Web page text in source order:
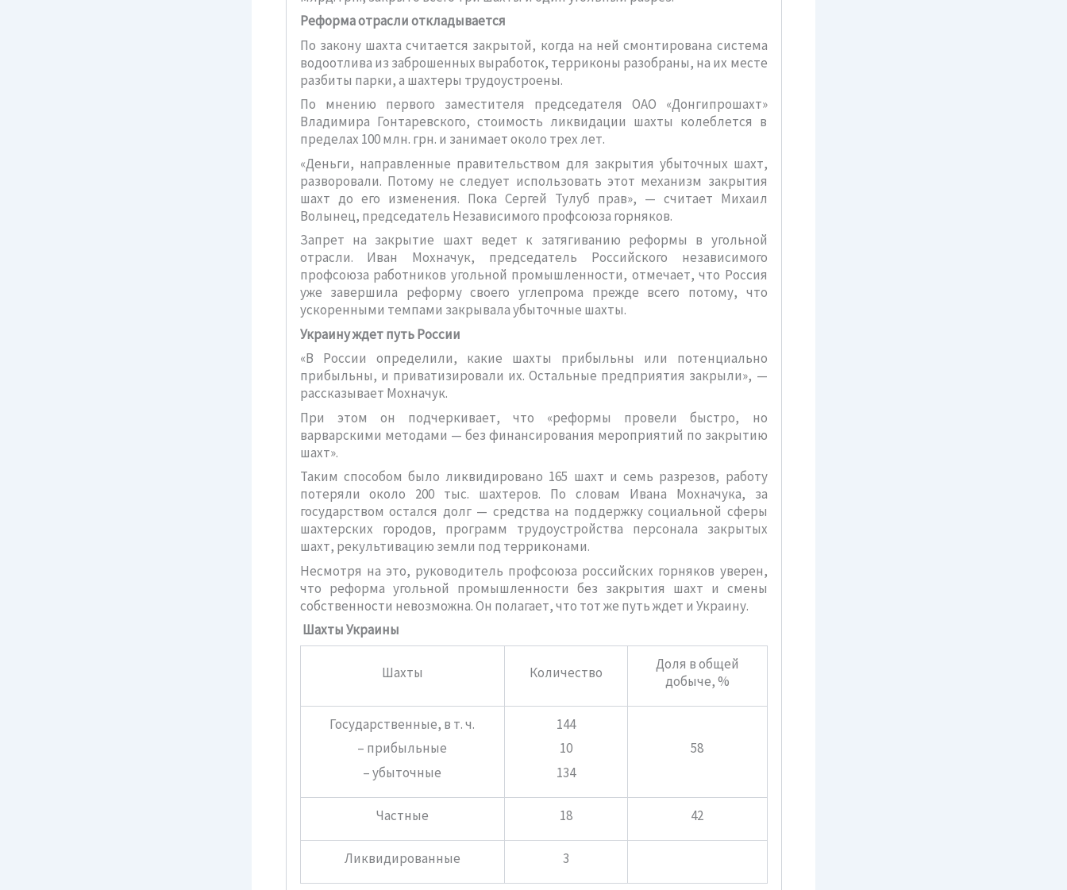
Реформа отрасли откладывается
По закону шахта считается закрытой, когда на ней смонтирована система
водоотлива из заброшенных выработок, терриконы разобраны, на их месте
разбиты парки, а шахтеры трудоустроены.
По мнению первого заместителя председателя ОАО «Донгипрошахт»
Владимира Гонтаревского, стоимость ликвидации шахты колеблется в
пределах 100 млн. грн. и занимает около трех лет.
«Деньги, направленные правительством для закрытия убыточных шахт,
разворовали. Потому не следует использовать этот механизм закрытия
шахт до его изменения. Пока Сергей Тулуб прав», — считает Михаил
Волынец, председатель Независимого профсоюза горняков.
Запрет на закрытие шахт ведет к затягиванию реформы в угольной
отрасли. Иван Мохначук, председатель Российского независимого
профсоюза работников угольной промышленности, отмечает, что Россия
уже завершила реформу своего углепрома прежде всего потому, что
ускоренными темпами закрывала убыточные шахты.
Украину ждет путь России
«В России определили, какие шахты прибыльны или потенциально
прибыльны, и приватизировали их. Остальные предприятия закрыли», —
рассказывает Мохначук.
При этом он подчеркивает, что «реформы провели быстро, но
варварскими методами — без финансирования мероприятий по закрытию
шахт».
Таким способом было ликвидировано 165 шахт и семь разрезов, работу
потеряли около 200 тыс. шахтеров. По словам Ивана Мохначука, за
государством остался долг — средства на поддержку социальной сферы
шахтерских городов, программ трудоустройства персонала закрытых
шахт, рекультивацию земли под терриконами.
Несмотря на это, руководитель профсоюза российских горняков уверен,
что реформа угольной промышленности без закрытия шахт и смены
собственности невозможна. Он полагает, что тот же путь ждет и Украину.
Шахты Украины
Шахты Количество
Доля в общей
добыче, %
Государственные, в т. ч.
– прибыльные
– убыточные
144
10
134
58
Частные 18 42
Ликвидированные 3